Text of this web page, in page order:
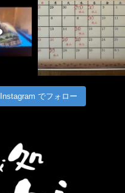
Instagram でフォロー